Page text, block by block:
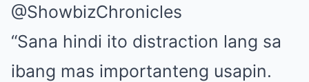
@ShowbizChronicles
“Sana hindi ito distraction lang sa
ibang mas importanteng usapin.